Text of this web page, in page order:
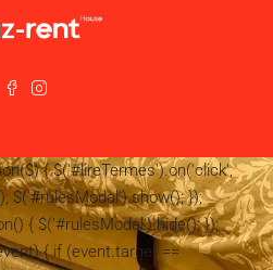
{ $('#lireTermes').on('click',
$('#rulesModal').show(); });
{ $('#rulesModal').hide(); });
{ if (event.target ==